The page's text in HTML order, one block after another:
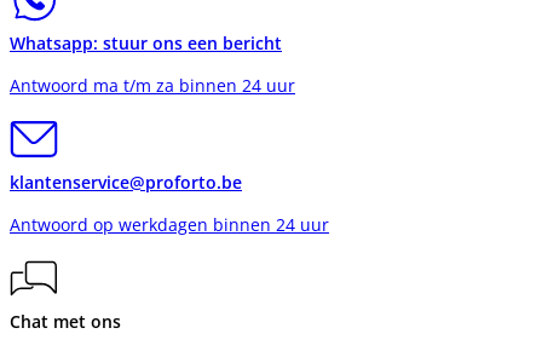
Whatsapp: stuur ons een bericht
Antwoord ma t/m za binnen 24 uur
klantenservice@proforto.be
Antwoord op werkdagen binnen 24 uur
Chat met ons